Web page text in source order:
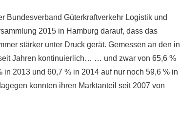
Bundesverband Güterkraftverkehr Logistik und
2015 in Hamburg darauf, dass das
stärker unter Druck gerät. Gemessen an den in
Jahren kontinuierlich… … und zwar von 65,6 %
2013 und 60,7 % in 2014 auf nur noch 59,6 % in
konnten ihren Marktanteil seit 2007 von